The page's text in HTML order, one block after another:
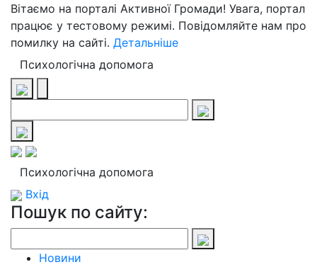
Вітаємо на порталі Активної Громади! Увага, портал
працює у тестовому режимі. Повідомляйте нам про
помилку на сайті. Детальніше
Психологічна допомога
Психологічна допомога
Вхід
Пошук по сайту:
Новини